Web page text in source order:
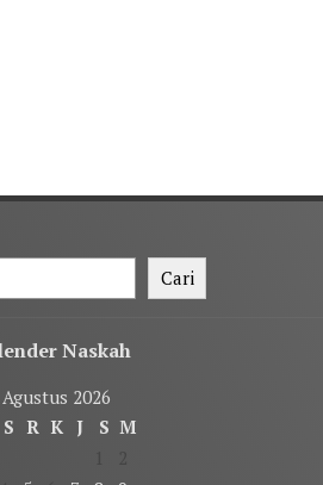
Cari
Naskah
Agustus 2026
S R K J S M